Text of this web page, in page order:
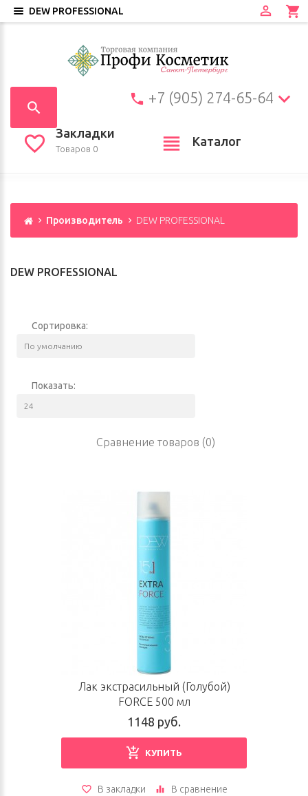
+7 (905) 274-65-64
Закладки
Товаров 0
Каталог
Производитель DEW PROFESSIONAL
DEW PROFESSIONAL
Сортировка:
Показать:
Сравнение товаров (0)
Лак экстрасильный (Голубой)
FORCE 500 мл
1148 руб.
КУПИТЬ
В закладки В сравнение
DEW PROFESSIONAL